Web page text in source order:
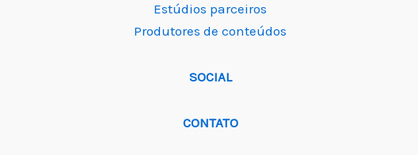
Estúdios parceiros
Produtores de conteúdos
SOCIAL
CONTATO